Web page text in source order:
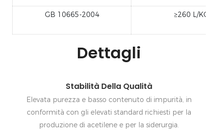
GB 10665-2004 ≥260 L/KG
Dettagli
Stabilità Della Qualità
Elevata purezza e basso contenuto di impurità, in
conformità con gli elevati standard richiesti per la
produzione di acetilene e per la siderurgia.